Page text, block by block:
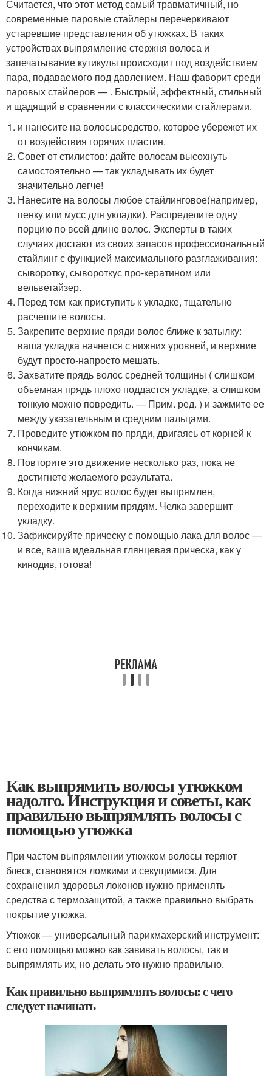
Считается, что этот метод самый травматичный, но
современные паровые стайлеры перечеркивают
устаревшие представления об утюжках. В таких
устройствах выпрямление стержня волоса и
запечатывание кутикулы происходит под воздействием
пара, подаваемого под давлением. Наш фаворит среди
паровых стайлеров — . Быстрый, эффектный, стильный
и щадящий в сравнении с классическими стайлерами.
и нанесите на волосысредство, которое убережет их
от воздействия горячих пластин.
Совет от стилистов: дайте волосам высохнуть
самостоятельно — так укладывать их будет
значительно легче!
Нанесите на волосы любое стайлинговое(например,
пенку или мусс для укладки). Распределите одну
порцию по всей длине волос. Эксперты в таких
случаях достают из своих запасов профессиональный
стайлинг с функцией максимального разглаживания:
сыворотку, сывороткус про-кератином или
вельветайзер.
Перед тем как приступить к укладке, тщательно
расчешите волосы.
Закрепите верхние пряди волос ближе к затылку:
ваша укладка начнется с нижних уровней, и верхние
будут просто-напросто мешать.
Захватите прядь волос средней толщины ( слишком
объемная прядь плохо поддастся укладке, а слишком
тонкую можно повредить. — Прим. ред. ) и зажмите ее
между указательным и средним пальцами.
Проведите утюжком по пряди, двигаясь от корней к
кончикам.
Повторите это движение несколько раз, пока не
достигнете желаемого результата.
Когда нижний ярус волос будет выпрямлен,
переходите к верхним прядям. Челка завершит
укладку.
Зафиксируйте прическу с помощью лака для волос —
и все, ваша идеальная глянцевая прическа, как у
кинодив, готова!
Как выпрямить волосы утюжком
надолго. Инструкция и советы, как
правильно выпрямлять волосы с
помощью утюжка
При частом выпрямлении утюжком волосы теряют
блеск, становятся ломкими и секущимися. Для
сохранения здоровья локонов нужно применять
средства с термозащитой, а также правильно выбрать
покрытие утюжка.
Утюжок — универсальный парикмахерский инструмент:
с его помощью можно как завивать волосы, так и
выпрямлять их, но делать это нужно правильно.
Как правильно выпрямлять волосы: с чего
следует начинать